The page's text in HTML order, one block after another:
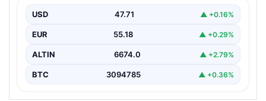
Yeni Gözaltı İşlemi", "content": "Antalya Büyükşehir
Belediyesi'ne yönelik…
USD 47.71 ▲ +0.16%
EUR 55.18 ▲ +0.29%
ALTIN 6674.0 ▲ +2.79%
BTC 3094785 ▲ +0.36%